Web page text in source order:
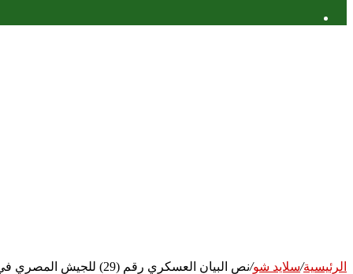
الرئيسية/سلايد شو/نص البيان العسكري رقم (29) للجيش المصري في حرب أكتوبر 1973